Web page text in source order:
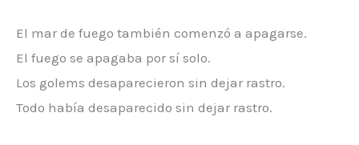
El mar de fuego también comenzó a apagarse.
El fuego se apagaba por sí solo.
Los golems desaparecieron sin dejar rastro.
Todo había desaparecido sin dejar rastro.